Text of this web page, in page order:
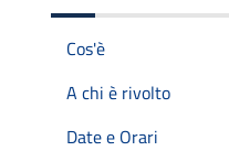
Cos'è
A chi è rivolto
Date e Orari